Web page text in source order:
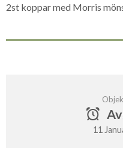
2st koppar med Morris
11